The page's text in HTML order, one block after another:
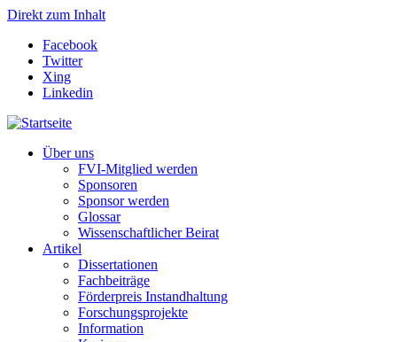
Direkt zum Inhalt
Facebook
Twitter
Xing
Linkedin
Über uns
FVI-Mitglied werden
Sponsoren
Sponsor werden
Glossar
Wissenschaftlicher Beirat
Artikel
Dissertationen
Fachbeiträge
Förderpreis Instandhaltung
Forschungsprojekte
Information